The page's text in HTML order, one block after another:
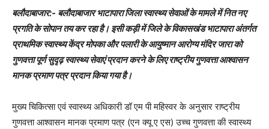
बलौदाबाजार:- बलौदाबाजार भाटापारा जिला स्वास्थ्य सेवाओं के मामले में नित नए
प्रगति के सोपान तय कर रहा है। इसी कड़ी में जिले के विकासखंड भाटापारा अंतर्गत
प्राथमिक स्वास्थ्य केंद्र मोपका और पलारी के आयुष्मान आरोग्य मंदिर जारा को
गुणवत्ता पूर्ण सुदृढ़ स्वास्थ्य सेवाएं प्रदान करने के लिए राष्ट्रीय गुणवत्ता आश्वासन
मानक प्रमाण पत्र प्रदान किया गया है।
मुख्य चिकित्सा एवं स्वास्थ्य अधिकारी डॉ एम पी महिस्वर के अनुसार राष्ट्रीय
गुणवत्ता आश्वासन मानक प्रमाण पत्र (एन क्यू ए एस) उच्च गुणवत्ता की स्वास्थ्य